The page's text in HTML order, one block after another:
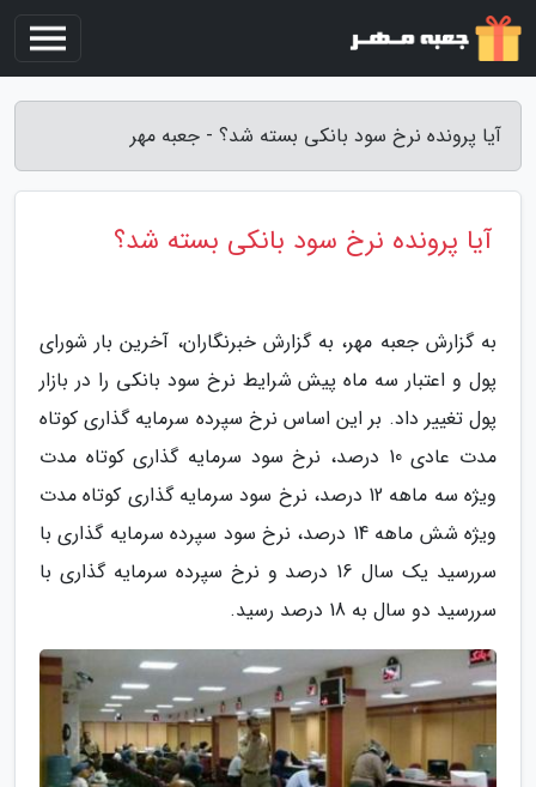
آیا پرونده نرخ سود بانکی بسته شد؟ - جعبه مهر
آیا پرونده نرخ سود بانکی بسته شد؟
به گزارش جعبه مهر، به گزارش خبرنگاران، آخرین بار شورای
پول و اعتبار سه ماه پیش شرایط نرخ سود بانکی را در بازار
پول تغییر داد. بر این اساس نرخ سپرده سرمایه گذاری کوتاه
مدت عادی 10 درصد، نرخ سود سرمایه گذاری کوتاه مدت
ویژه سه ماهه 12 درصد، نرخ سود سرمایه گذاری کوتاه مدت
ویژه شش ماهه 14 درصد، نرخ سود سپرده سرمایه گذاری با
سررسید یک سال 16 درصد و نرخ سپرده سرمایه گذاری با
سررسید دو سال به 18 درصد رسید.